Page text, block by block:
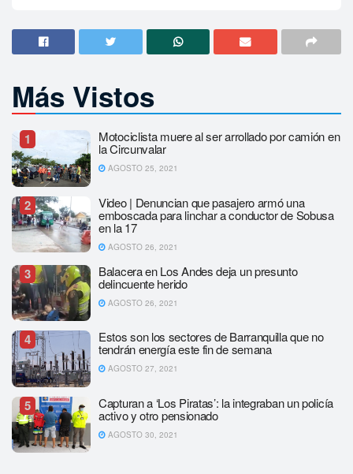
Más Vistos
1 Motociclista muere al ser arrollado por camión en
la Circunvalar
AGOSTO 25, 2021
2 Video | Denuncian que pasajero armó una
emboscada para linchar a conductor de Sobusa
en la 17
AGOSTO 26, 2021
3 Balacera en Los Andes deja un presunto
delincuente herido
AGOSTO 26, 2021
4 Estos son los sectores de Barranquilla que no
tendrán energía este fin de semana
AGOSTO 27, 2021
5 Capturan a ‘Los Piratas’: la integraban un policía
activo y otro pensionado
AGOSTO 30, 2021